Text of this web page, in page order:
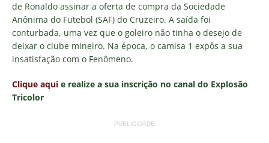
de Ronaldo assinar a oferta de compra da Sociedade
Anônima do Futebol (SAF) do Cruzeiro. A saída foi
conturbada, uma vez que o goleiro não tinha o desejo de
deixar o clube mineiro. Na época, o camisa 1 expôs a sua
insatisfação com o Fenômeno.
Clique aqui e realize a sua inscrição no canal do Explosão
Tricolor
PUBLICIDADE